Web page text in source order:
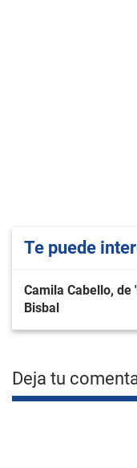
Te puede
Camila Cabello, de
Bisbal
Deja tu